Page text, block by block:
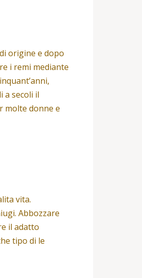
origine e dopo
i remi mediante
a secoli il
molte donne e
vita.
Abbozzare
il adatto
tipo di le